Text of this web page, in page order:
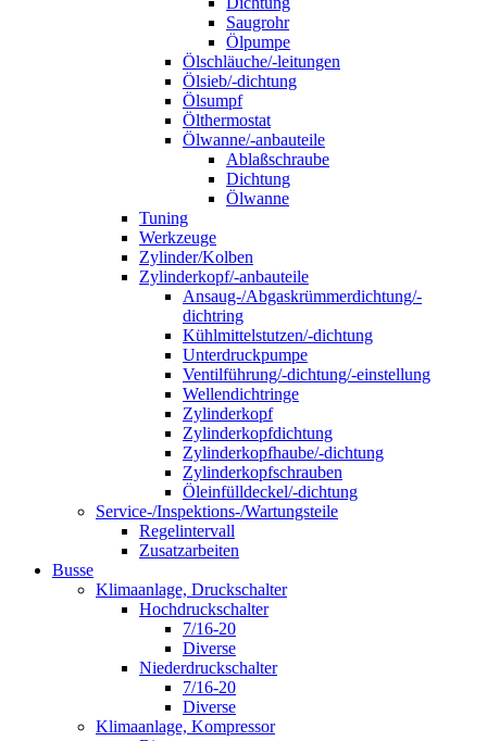
Saugrohr
Ölpumpe
Ölschläuche/-leitungen
Ölsieb/-dichtung
Ölsumpf
Ölthermostat
Ölwanne/-anbauteile
Ablaßschraube
Dichtung
Ölwanne
Tuning
Werkzeuge
Zylinder/Kolben
Zylinderkopf/-anbauteile
Ansaug-/Abgaskrümmerdichtung/-
dichtring
Kühlmittelstutzen/-dichtung
Unterdruckpumpe
Ventilführung/-dichtung/-einstellung
Wellendichtringe
Zylinderkopf
Zylinderkopfdichtung
Zylinderkopfhaube/-dichtung
Zylinderkopfschrauben
Öleinfülldeckel/-dichtung
Service-/Inspektions-/Wartungsteile
Regelintervall
Zusatzarbeiten
Busse
Klimaanlage, Druckschalter
Hochdruckschalter
7/16-20
Diverse
Niederdruckschalter
7/16-20
Diverse
Klimaanlage, Kompressor